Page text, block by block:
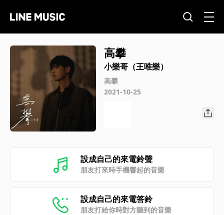
高攀
小樂哥（王唯樂）
高攀
2021-10-25
設成自己的來電鈴聲
朋友打來時手機響起的音樂
設成自己的來電答鈴
朋友打給你時對方聽到的音樂